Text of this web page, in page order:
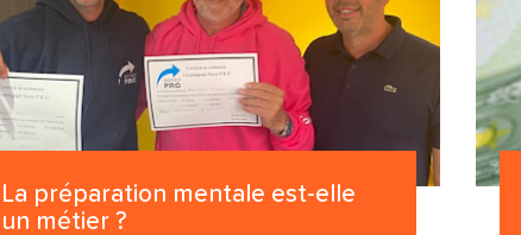
La préparation mentale est-elle
un métier ?